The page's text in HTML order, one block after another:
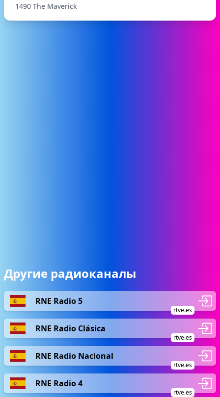
1490 The Maverick
Другие радиоканалы
RNE Radio 5
rtve.es
RNE Radio Clásica
rtve.es
RNE Radio Nacional
rtve.es
RNE Radio 4
rtve.es